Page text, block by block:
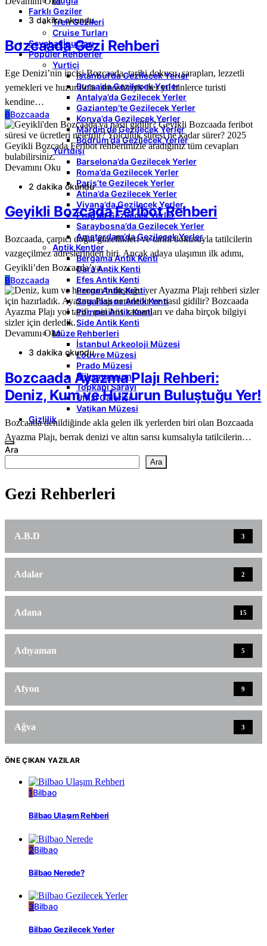
Farklı Geziler
Tren Gezileri
Cruise Turları
Seyahat İpuçları
Popüler Rehberler
Yurtiçi
İstanbul’da Gezilecek Yerler
Bursa’da Gezilecek Yerler
Antalya’da Gezilecek Yerler
Gaziantep’te Gezilecek Yerler
Konya’da Gezilecek Yerler
Mardin’de Gezilecek Yerler
Bodrum’da Gezilecek Yerler
Yurtdışı
Barselona’da Gezilecek Yerler
Roma’da Gezilecek Yerler
Paris’te Gezilecek Yerler
Atina’da Gezilecek Yerler
Viyana’da Gezilecek Yerler
Prag’da Gezilecek Yerler
Saraybosna’da Gezilecek Yerler
Amsterdam’da Gezilecek Yerler
Antik Kentler
Bergama Antik Kenti
Dara Antik Kenti
Efes Antik Kenti
Perge Antik Kenti
Sagalassos Antik Kenti
Pompei Antik Kenti
Side Antik Kenti
Müze Rehberleri
İstanbul Arkeoloji Müzesi
Louvre Müzesi
Prado Müzesi
Rijksmuseum
Topkapı Sarayı
Uffizi Galerisi
Vatikan Müzesi
Gizlilik
3 dakika okundu
Bozcaada Gezi Rehberi
Ege Denizi’nin incisi Bozcaada, tarihi dokusu, şarapları, lezzetli
yemekleri ve huzur dolu atmosferiyle her yıl binlerce turisti
kendine…
BBozcaada
Devamını Oku
2 dakika okundu
Geyikli Bozcada Feribot Rehberi
Bozcaada, çarpıcı doğal güzellikleri ve tarihi dokusuyla tatilcilerin
vazgeçilmez adreslerinden biri. Ancak adaya ulaşımın ilk adımı,
Geyikli’den Bozcaada’ya…
BBozcaada
Devamını Oku
3 dakika okundu
Bozcaada Ayazma Plajı Rehberi:
Deniz, Kum ve Huzurun Buluştuğu Yer!
Bozcaada denildiğinde akla gelen ilk yerlerden biri olan Bozcaada
Ayazma Plajı, berrak denizi ve altın sarısı kumsalıyla tatilcilerin…
Ara
Ara
Gezi Rehberleri
A.B.D 3
Adalar 2
Adana 15
Adıyaman 5
Afyon 9
Ağva 3
ÖNE ÇIKAN YAZILAR
1Bilbao
Bilbao Ulaşım Rehberi
2Bilbao
Bilbao Nerede?
3Bilbao
Bilbao Gezilecek Yerler